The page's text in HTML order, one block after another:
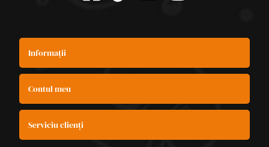
Informații
Contul meu
Serviciu clienți